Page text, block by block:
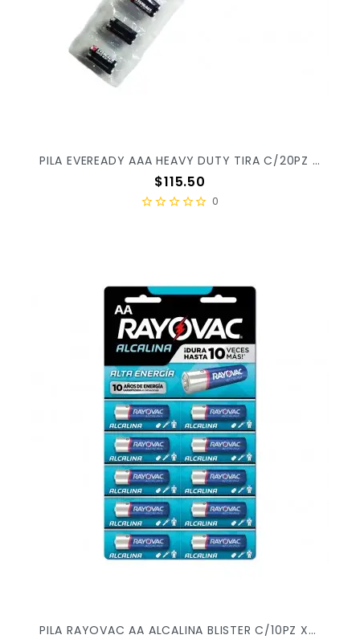
PILA EVEREADY AAA HEAVY DUTY TIRA C/20PZ X/12
Precio
$115.50
0
PILA RAYOVAC AA ALCALINA BLISTER C/10PZ X/24